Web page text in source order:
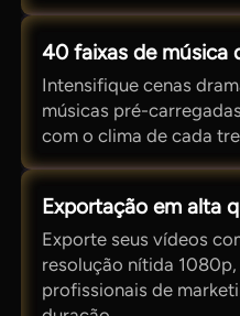
40 faixas de música
Intensifique cenas
músicas pré-
com o clima de cada
Exportação em alta
Exporte seus vídeos
resolução nítida
profissionais de